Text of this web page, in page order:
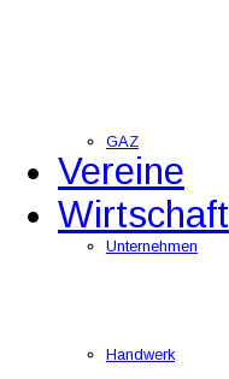
GAZ
Vereine
Wirtschaft
Unternehmen
Handwerk